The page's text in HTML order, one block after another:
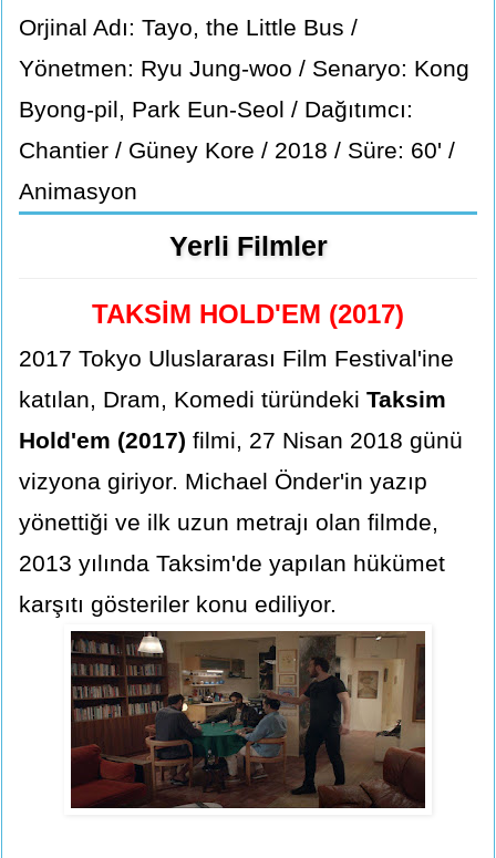
Orjinal Adı: Tayo, the Little Bus /
Yönetmen: Ryu Jung-woo / Senaryo: Kong
Byong-pil, Park Eun-Seol / Dağıtımcı:
Chantier / Güney Kore / 2018 / Süre: 60' /
Animasyon
Yerli Filmler
TAKSİM HOLD'EM (2017)
2017 Tokyo Uluslararası Film Festival'ine
katılan, Dram, Komedi türündeki Taksim
Hold'em (2017) filmi, 27 Nisan 2018 günü
vizyona giriyor. Michael Önder'in yazıp
yönettiği ve ilk uzun metrajı olan filmde,
2013 yılında Taksim'de yapılan hükümet
karşıtı gösteriler konu ediliyor.